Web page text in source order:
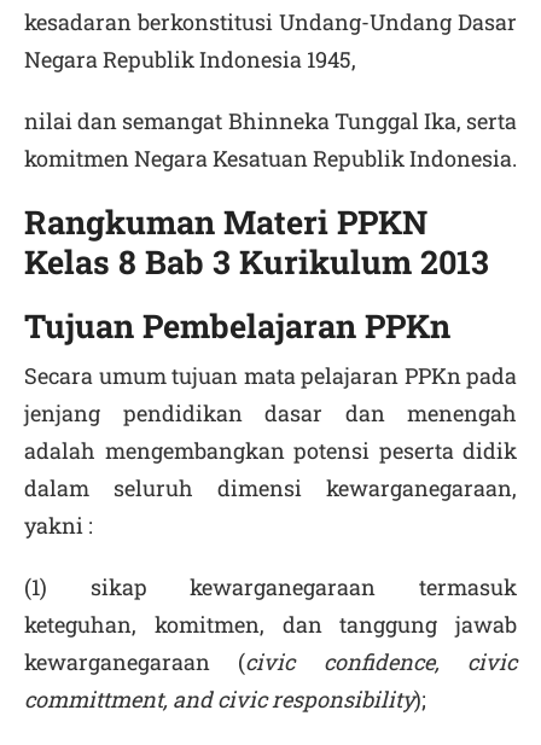
kesadaran berkonstitusi Undang-Undang Dasar
Negara Republik Indonesia 1945,
nilai dan semangat Bhinneka Tunggal Ika, serta
komitmen Negara Kesatuan Republik Indonesia.
Rangkuman Materi PPKN
Kelas 8 Bab 3 Kurikulum 2013
Tujuan Pembelajaran PPKn
Secara umum tujuan mata pelajaran PPKn pada
jenjang pendidikan dasar dan menengah
adalah mengembangkan potensi peserta didik
dalam seluruh dimensi kewarganegaraan,
yakni :
(1) sikap kewarganegaraan termasuk
keteguhan, komitmen, dan tanggung jawab
kewarganegaraan (civic confidence, civic
committment, and civic responsibility);